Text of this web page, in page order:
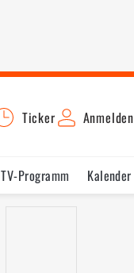
Ticker Anmelden
TV-Programm
Kalender